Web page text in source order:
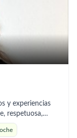
mayores,
de confianza.
pueden
amas.
y experiencias
respetuosa,
capacidad de
comunicacion